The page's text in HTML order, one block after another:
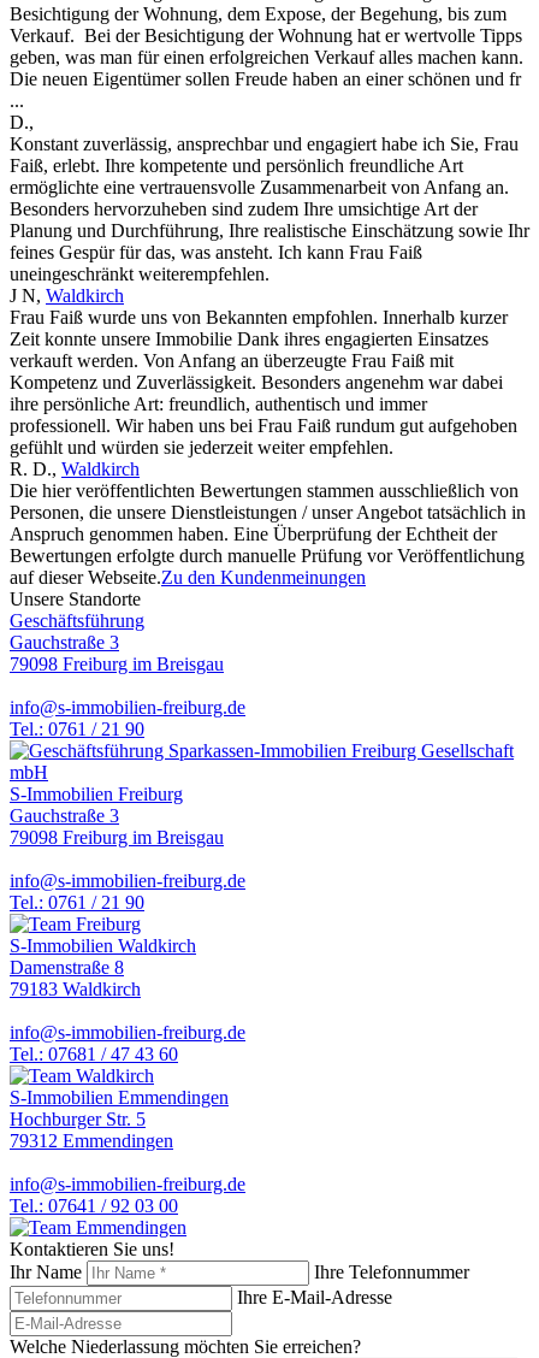
Besichtigung der Wohnung, dem Expose, der Begehung, bis zum
Verkauf. Bei der Besichtigung der Wohnung hat er wertvolle Tipps
geben, was man für einen erfolgreichen Verkauf alles machen kann.
Die neuen Eigentümer sollen Freude haben an einer schönen und fr
...
D.,
Konstant zuverlässig, ansprechbar und engagiert habe ich Sie, Frau
Faiß, erlebt. Ihre kompetente und persönlich freundliche Art
ermöglichte eine vertrauensvolle Zusammenarbeit von Anfang an.
Besonders hervorzuheben sind zudem Ihre umsichtige Art der
Planung und Durchführung, Ihre realistische Einschätzung sowie Ihr
feines Gespür für das, was ansteht. Ich kann Frau Faiß
uneingeschränkt weiterempfehlen.
J N, Waldkirch
Frau Faiß wurde uns von Bekannten empfohlen. Innerhalb kurzer
Zeit konnte unsere Immobilie Dank ihres engagierten Einsatzes
verkauft werden. Von Anfang an überzeugte Frau Faiß mit
Kompetenz und Zuverlässigkeit. Besonders angenehm war dabei
ihre persönliche Art: freundlich, authentisch und immer
professionell. Wir haben uns bei Frau Faiß rundum gut aufgehoben
gefühlt und würden sie jederzeit weiter empfehlen.
R. D., Waldkirch
Die hier veröffentlichten Bewertungen stammen ausschließlich von
Personen, die unsere Dienstleistungen / unser Angebot tatsächlich in
Anspruch genommen haben. Eine Überprüfung der Echtheit der
Bewertungen erfolgte durch manuelle Prüfung vor Veröffentlichung
auf dieser Webseite.Zu den Kundenmeinungen
Unsere Standorte
Geschäftsführung
Gauchstraße 3
79098 Freiburg im Breisgau
info@s-immobilien-freiburg.de
Tel.: 0761 / 21 90
S-Immobilien Freiburg
Gauchstraße 3
79098 Freiburg im Breisgau
info@s-immobilien-freiburg.de
Tel.: 0761 / 21 90
S-Immobilien Waldkirch
Damenstraße 8
79183 Waldkirch
info@s-immobilien-freiburg.de
Tel.: 07681 / 47 43 60
S-Immobilien Emmendingen
Hochburger Str. 5
79312 Emmendingen
info@s-immobilien-freiburg.de
Tel.: 07641 / 92 03 00
Kontaktieren Sie uns!
Ihr Name
Ihre Telefonnummer
Ihre E-Mail-Adresse
Welche Niederlassung möchten Sie erreichen?